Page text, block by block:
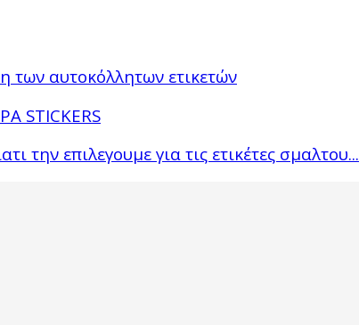
των αυτοκόλλητων ετικετών
STICKERS
την επιλεγουμε για τις ετικέτες σμαλτου...